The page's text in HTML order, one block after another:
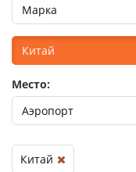
Марка
Китай
Место:
Аэропорт
Китай